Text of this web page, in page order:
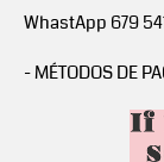
WhastApp 679
- MÉTODOS DE